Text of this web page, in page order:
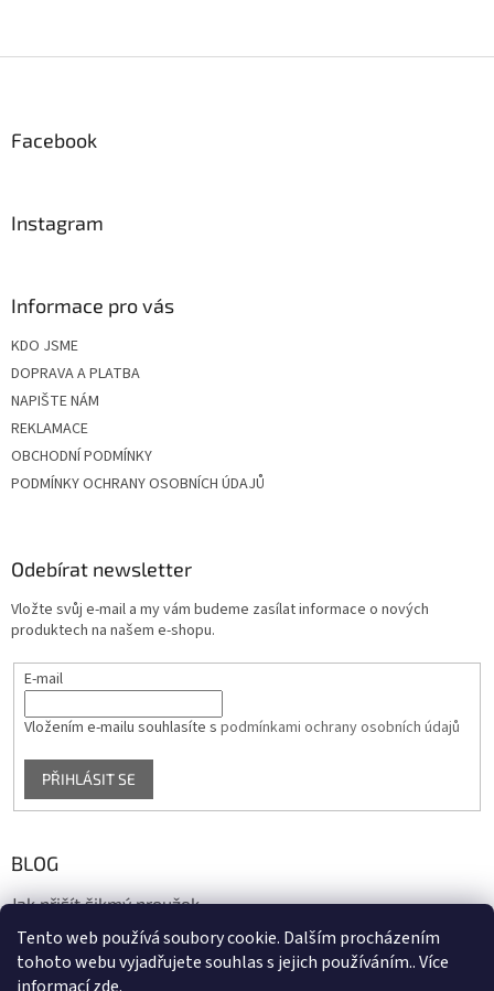
Tento web používá soubory cookie. Dalším procházením
tohoto webu vyjadřujete souhlas s jejich používáním.. Více
Facebook
Instagram
Informace pro vás
KDO JSME
DOPRAVA A PLATBA
NAPIŠTE NÁM
REKLAMACE
OBCHODNÍ PODMÍNKY
PODMÍNKY OCHRANY OSOBNÍCH ÚDAJŮ
Odebírat newsletter
Vložte svůj e-mail a my vám budeme zasílat informace o nových
produktech na našem e-shopu.
E-mail
Vložením e-mailu souhlasíte s podmínkami ochrany osobních údajů
PŘIHLÁSIT SE
BLOG
Jak přišít šikmý proužek
17.10.2020